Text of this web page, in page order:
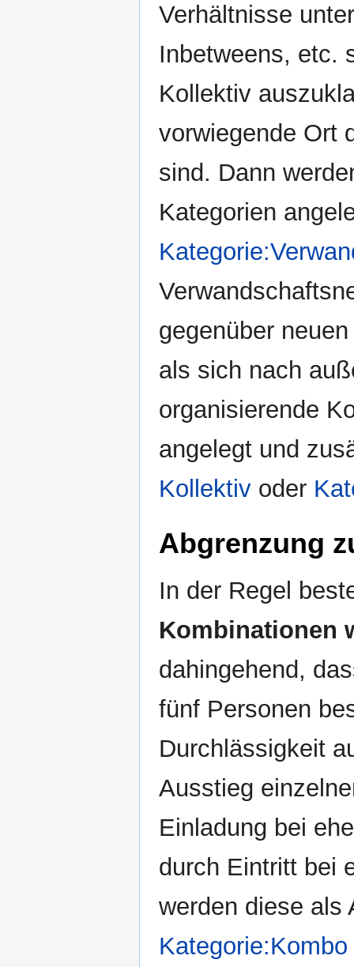
Verhältnisse
Inbetweens, etc.
Kollektiv
vorwiegende Ort
sind. Dann
Kategorien
gegenüber
als sich nach
organisierende
angelegt und
Kollektiv oder
Abgrenzung
In der Regel
Kombinationen
dahingehend,
fünf Personen
Durchlässigkeit
Ausstieg
Einladung bei
durch Eintritt bei
werden diese als
Kategorie:Kombo